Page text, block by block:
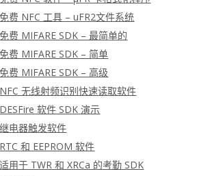
免费 NFC 工具 – uFR2文件系统
免费 MIFARE SDK – 最简单的
免费 MIFARE SDK – 简单
免费 MIFARE SDK – 高级
NFC 无线射频识别快速读取软件
DESFire 软件 SDK 演示
继电器触发软件
RTC 和 EEPROM 软件
适用于 TWR 和 XRCa 的考勤 SDK